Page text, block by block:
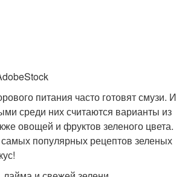
питания часто готовят смузи. И
среди них считаются варианты из
овощей и фруктов зеленого цвета.
популярных рецептов зеленых